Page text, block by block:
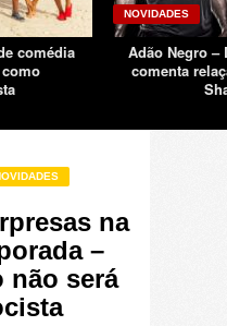
comédia
NOVIDADES
Adão Negro –
comenta
na
–
não será